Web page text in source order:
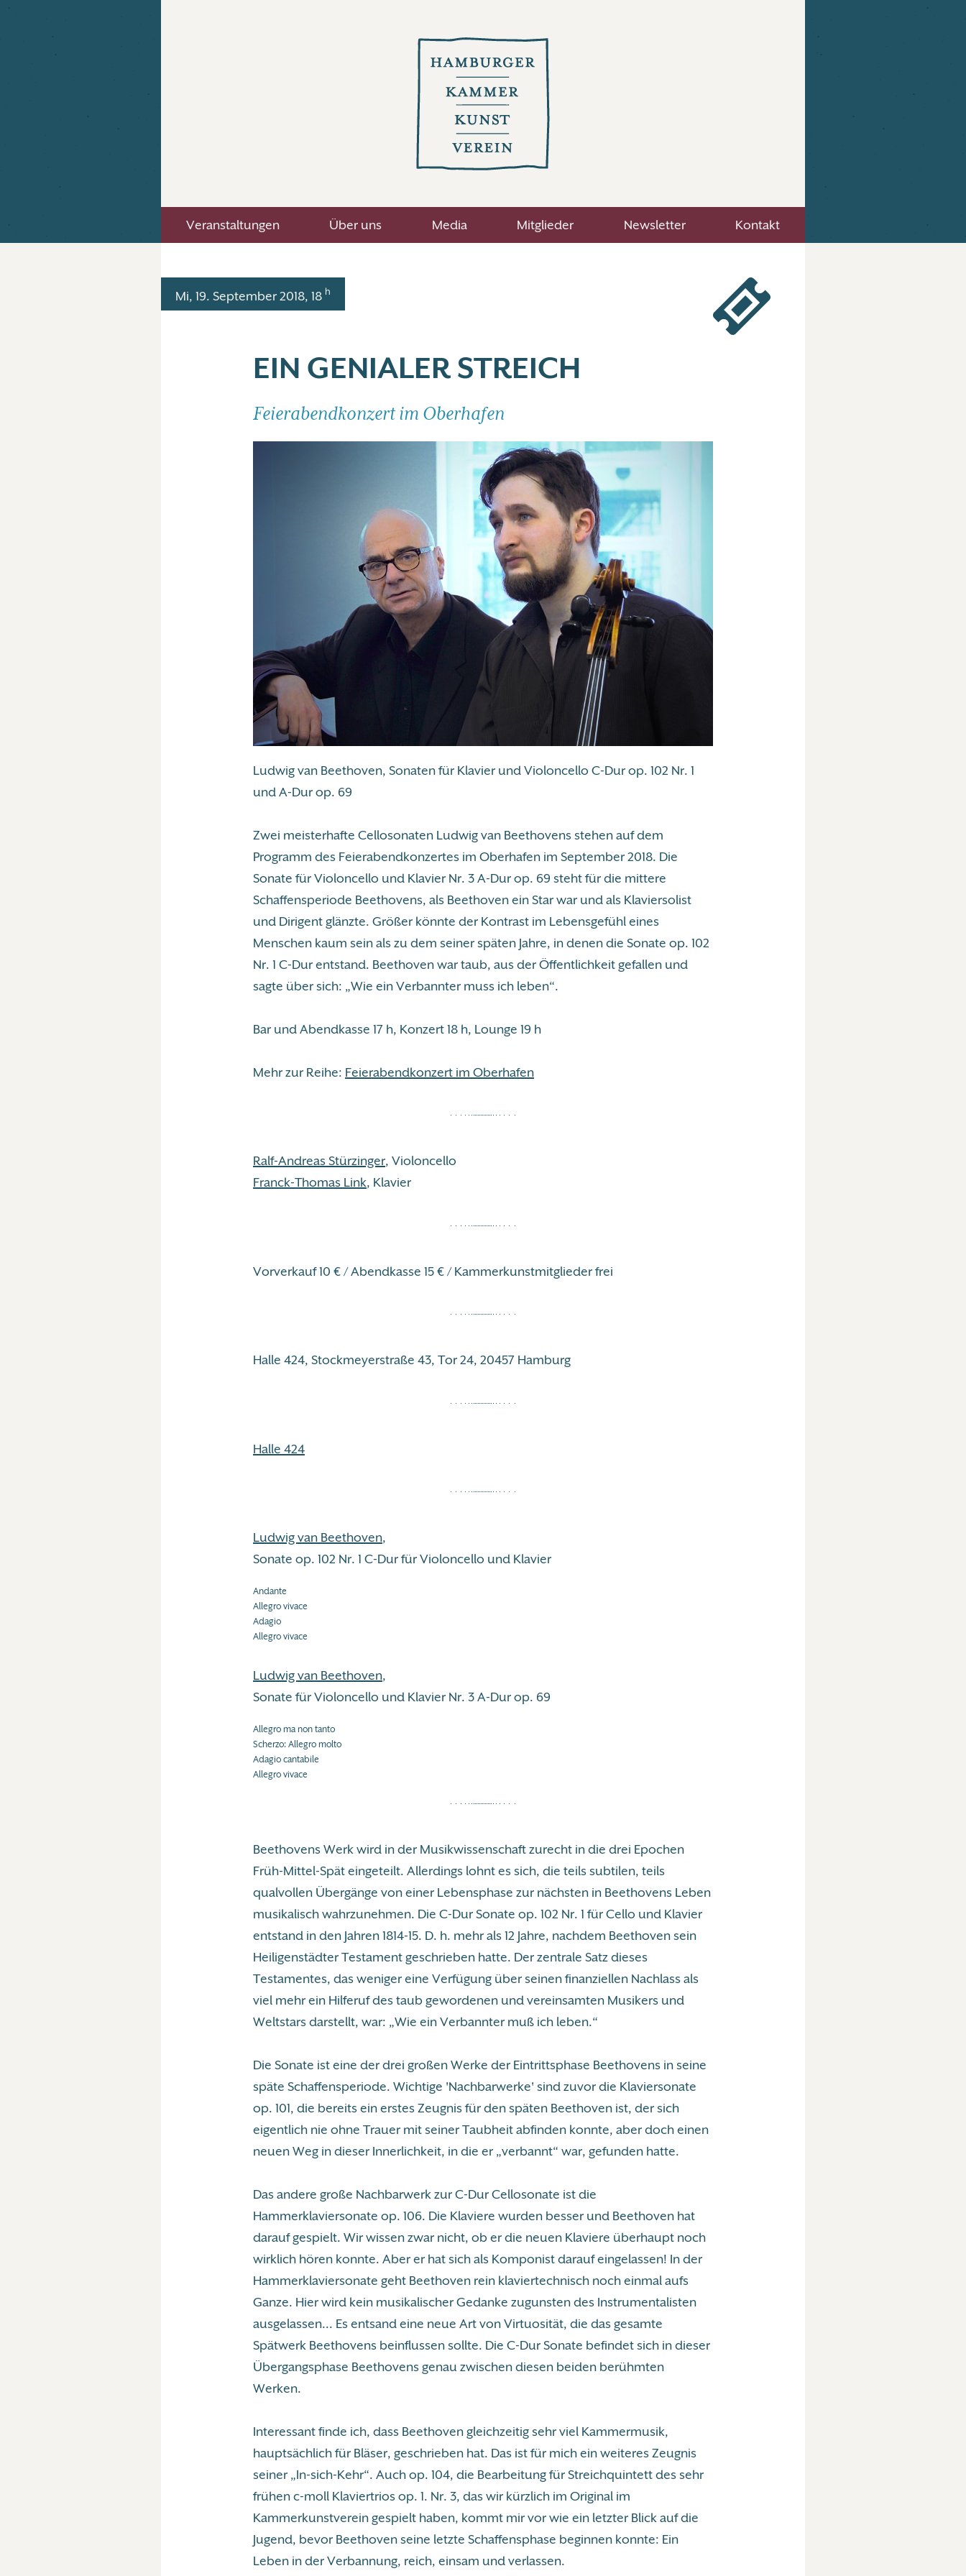
Veranstaltungen Über uns Media Mitglieder Newsletter Kontakt
Mi, 19. September 2018, 18 h
EIN GENIALER STREICH
Feierabendkonzert im Oberhafen
Ludwig van Beethoven, Sonaten für Klavier und Violoncello C-Dur op. 102 Nr. 1
und A-Dur op. 69
Zwei meisterhafte Cellosonaten Ludwig van Beethovens stehen auf dem
Programm des Feierabendkonzertes im Oberhafen im September 2018. Die
Sonate für Violoncello und Klavier Nr. 3 A-Dur op. 69 steht für die mittere
Schaffensperiode Beethovens, als Beethoven ein Star war und als Klaviersolist
und Dirigent glänzte. Größer könnte der Kontrast im Lebensgefühl eines
Menschen kaum sein als zu dem seiner späten Jahre, in denen die Sonate op. 102
Nr. 1 C-Dur entstand. Beethoven war taub, aus der Öffentlichkeit gefallen und
sagte über sich: „Wie ein Verbannter muss ich leben“.
Bar und Abendkasse 17 h, Konzert 18 h, Lounge 19 h
Mehr zur Reihe: Feierabendkonzert im Oberhafen
Ralf-Andreas Stürzinger, Violoncello
Franck-Thomas Link, Klavier
Vorverkauf 10 € / Abendkasse 15 € / Kammerkunstmitglieder frei
Halle 424, Stockmeyerstraße 43, Tor 24, 20457 Hamburg
Halle 424
Ludwig van Beethoven,
Sonate op. 102 Nr. 1 C-Dur für Violoncello und Klavier
Andante
Allegro vivace
Adagio
Allegro vivace
Ludwig van Beethoven,
Sonate für Violoncello und Klavier Nr. 3 A-Dur op. 69
Allegro ma non tanto
Scherzo: Allegro molto
Adagio cantabile
Allegro vivace
Beethovens Werk wird in der Musikwissenschaft zurecht in die drei Epochen
Früh-Mittel-Spät eingeteilt. Allerdings lohnt es sich, die teils subtilen, teils
qualvollen Übergänge von einer Lebensphase zur nächsten in Beethovens Leben
musikalisch wahrzunehmen. Die C-Dur Sonate op. 102 Nr. 1 für Cello und Klavier
entstand in den Jahren 1814-15. D. h. mehr als 12 Jahre, nachdem Beethoven sein
Heiligenstädter Testament geschrieben hatte. Der zentrale Satz dieses
Testamentes, das weniger eine Verfügung über seinen finanziellen Nachlass als
viel mehr ein Hilferuf des taub gewordenen und vereinsamten Musikers und
Weltstars darstellt, war: „Wie ein Verbannter muß ich leben.“
Die Sonate ist eine der drei großen Werke der Eintrittsphase Beethovens in seine
späte Schaffensperiode. Wichtige 'Nachbarwerke' sind zuvor die Klaviersonate
op. 101, die bereits ein erstes Zeugnis für den späten Beethoven ist, der sich
eigentlich nie ohne Trauer mit seiner Taubheit abfinden konnte, aber doch einen
neuen Weg in dieser Innerlichkeit, in die er „verbannt“ war, gefunden hatte.
Das andere große Nachbarwerk zur C-Dur Cellosonate ist die
Hammerklaviersonate op. 106. Die Klaviere wurden besser und Beethoven hat
darauf gespielt. Wir wissen zwar nicht, ob er die neuen Klaviere überhaupt noch
wirklich hören konnte. Aber er hat sich als Komponist darauf eingelassen! In der
Hammerklaviersonate geht Beethoven rein klaviertechnisch noch einmal aufs
Ganze. Hier wird kein musikalischer Gedanke zugunsten des Instrumentalisten
ausgelassen... Es entsand eine neue Art von Virtuosität, die das gesamte
Spätwerk Beethovens beinflussen sollte. Die C-Dur Sonate befindet sich in dieser
Übergangsphase Beethovens genau zwischen diesen beiden berühmten
Werken.
Interessant finde ich, dass Beethoven gleichzeitig sehr viel Kammermusik,
hauptsächlich für Bläser, geschrieben hat. Das ist für mich ein weiteres Zeugnis
seiner „In-sich-Kehr“. Auch op. 104, die Bearbeitung für Streichquintett des sehr
frühen c-moll Klaviertrios op. 1. Nr. 3, das wir kürzlich im Original im
Kammerkunstverein gespielt haben, kommt mir vor wie ein letzter Blick auf die
Jugend, bevor Beethoven seine letzte Schaffensphase beginnen konnte: Ein
Leben in der Verbannung, reich, einsam und verlassen.